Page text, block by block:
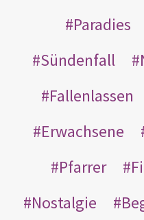
Paradies
Sündenfall
Fallenlassen
Erwachsene
Pfarrer
Nostalgie